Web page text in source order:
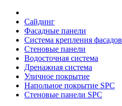
Сайдинг
Фасадные панели
Система крепления фасадов
Стеновые панели
Водосточная система
Дренажная система
Уличное покрытие
Напольное покрытие SPC
Стеновые панели SPC